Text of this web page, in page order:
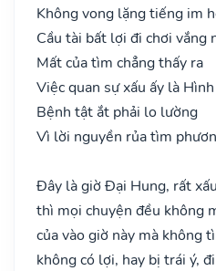
Không vong lặng tiếng im
Cầu tài bất lợi đi chơi vắng
Mất của tìm chẳng thấy ra
Việc quan sự xấu ấy là
Bệnh tật ắt phải lo lường
Vì lời nguyền rủa tìm
Đây là giờ Đại Hung, rất
thì mọi chuyện đều không
của vào giờ này mà không
không có lợi, hay bị trái ý,